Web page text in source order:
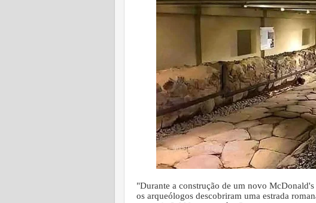
"Durante a construção de um novo
os arqueólogos descobriram uma estrada